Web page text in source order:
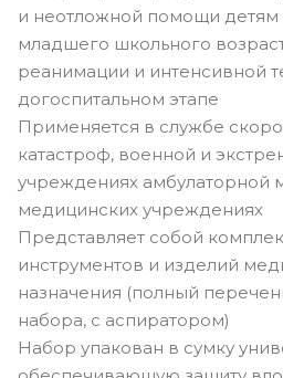
и неотложной помощи детям
младшего школьного
реанимации и интенсивной
догоспитальном этапе
Применяется в службе
катастроф, военной и
учреждениях амбулаторной
медицинских учреждениях
Представляет собой
инструментов и изделий
назначения (полный
набора, с аспиратором)
Набор упакован в сумку